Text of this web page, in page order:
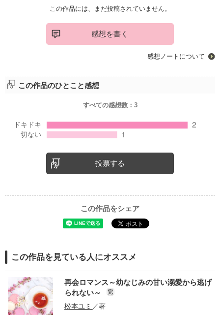
この作品には、まだ投稿されていません。
感想を書く
感想ノートについて
この作品のひとこと感想
すべての感想数： 3
投票する
この作品をシェア
この作品を見ている人にオススメ
再会ロマンス～幼なじみの甘い溺愛から逃げ
られない～
完
松本ユミ ／著